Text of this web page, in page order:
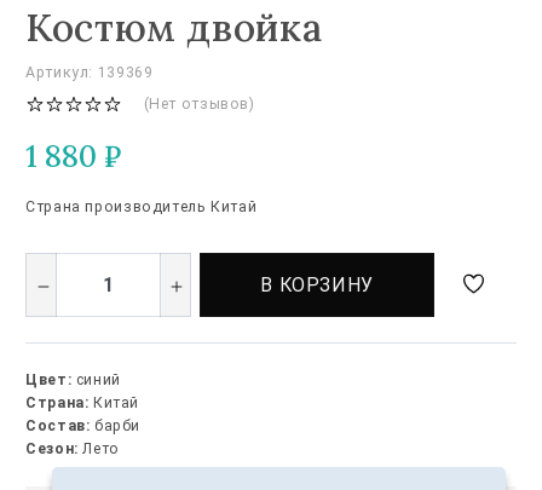
Костюм двойка
Артикул: 139369
(Нет отзывов)
1 880 ₽
Страна производитель Китай
В КОРЗИНУ
Цвет: синий
Страна: Китай
Состав: барби
Сезон: Лето